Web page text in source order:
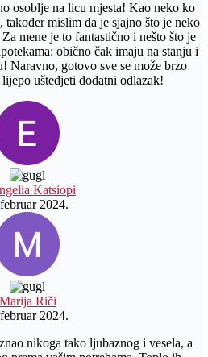
osoblje na licu mjesta! Kao neko ko
mislim da je sjajno što je neko
mene je to fantastično i nešto što je
obično čak imaju na stanju i
Naravno, gotovo sve se može brzo
uštedjeti dodatni odlazak!
Katsiopi
2024.
Marija Riči
2024.
nikoga tako ljubaznog i vesela, a